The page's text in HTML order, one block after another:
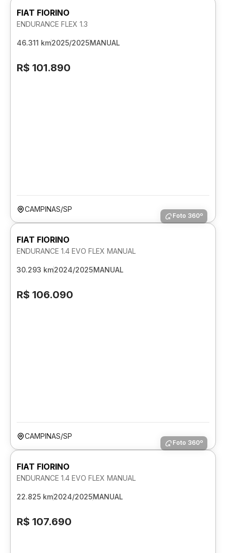
FIAT FIORINO
ENDURANCE FLEX 1.3
46.311 km2025/2025MANUAL
R$ 101.890
CAMPINAS/SP
Foto 360º
FIAT FIORINO
ENDURANCE 1.4 EVO FLEX MANUAL
30.293 km2024/2025MANUAL
R$ 106.090
CAMPINAS/SP
Foto 360º
FIAT FIORINO
ENDURANCE 1.4 EVO FLEX MANUAL
22.825 km2024/2025MANUAL
R$ 107.690